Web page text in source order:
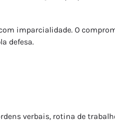
imparcialidade. O
defesa.
verbais, rotina de